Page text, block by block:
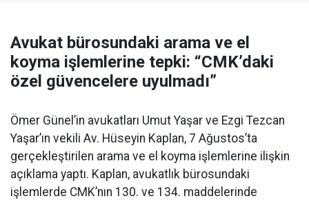
Avukat bürosundaki arama ve el
koyma işlemlerine tepki: “CMK’daki
özel güvencelere uyulmadı”
Ömer Günel’in avukatları Umut Yaşar ve Ezgi Tezcan
Yaşar’ın vekili Av. Hüseyin Kaplan, 7 Ağustos’ta
gerçekleştirilen arama ve el koyma işlemlerine ilişkin
açıklama yaptı. Kaplan, avukatlık bürosundaki
işlemlerde CMK’nın 130. ve 134. maddelerinde